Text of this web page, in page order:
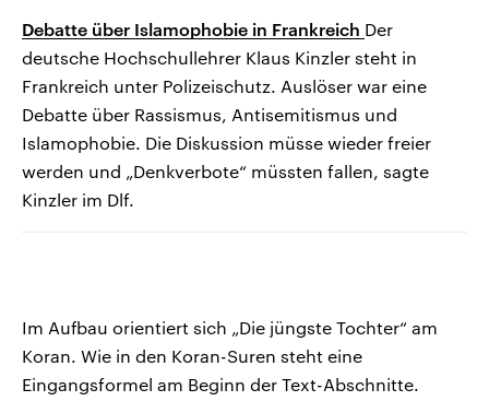
Debatte über Islamophobie in Frankreich Der
deutsche Hochschullehrer Klaus Kinzler steht in
Frankreich unter Polizeischutz. Auslöser war eine
Debatte über Rassismus, Antisemitismus und
Islamophobie. Die Diskussion müsse wieder freier
werden und „Denkverbote“ müssten fallen, sagte
Kinzler im Dlf.
Im Aufbau orientiert sich „Die jüngste Tochter“ am
Koran. Wie in den Koran-Suren steht eine
Eingangsformel am Beginn der Text-Abschnitte.